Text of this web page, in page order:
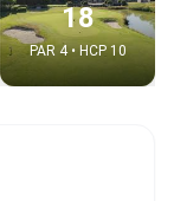
18
PAR 4 • HCP 10